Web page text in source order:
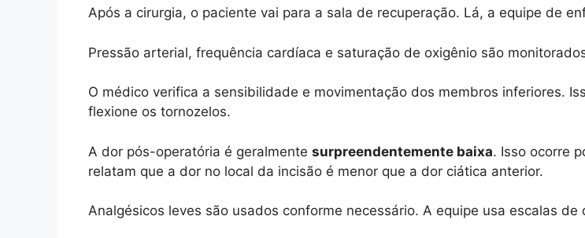
Após a cirurgia, o paciente vai para a sala de recuperação. Lá, a equipe de
Pressão arterial, frequência cardíaca e saturação de oxigênio são
O médico verifica a sensibilidade e movimentação dos membros inferiores.
flexione os tornozelos.
A dor pós-operatória é geralmente surpreendentemente baixa. Isso ocorre
relatam que a dor no local da incisão é menor que a dor ciática anterior.
Analgésicos leves são usados conforme necessário. A equipe usa escalas